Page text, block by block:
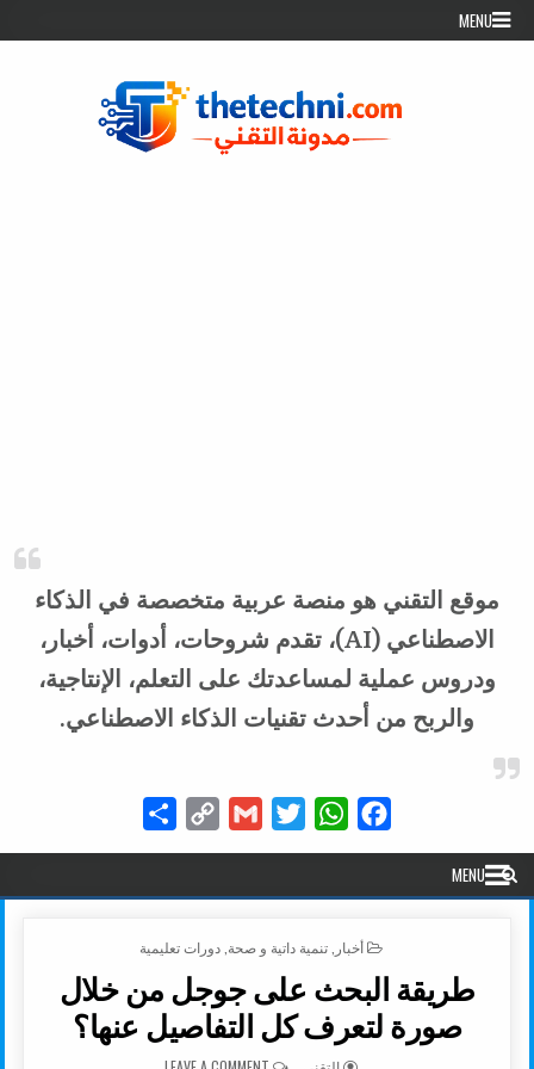
Skip to content
MENU
موقع التقني هو منصة عربية متخصصة في الذكاء
الاصطناعي (AI)، تقدم شروحات، أدوات، أخبار،
ودروس عملية لمساعدتك على التعلم، الإنتاجية،
والربح من أحدث تقنيات الذكاء الاصطناعي.
Facebook
WhatsApp
Twitter
Gmail
Copy
MENU
POSTED IN
أخبار تنمية داتية و صحة دورات تعليمية
طريقة البحث على جوجل من خلال
صورة لتعرف كل التفاصيل عنها؟